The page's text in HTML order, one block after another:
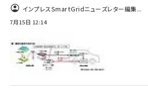
インプレスSmartGridニューズレター編集...
7月15日 12:14